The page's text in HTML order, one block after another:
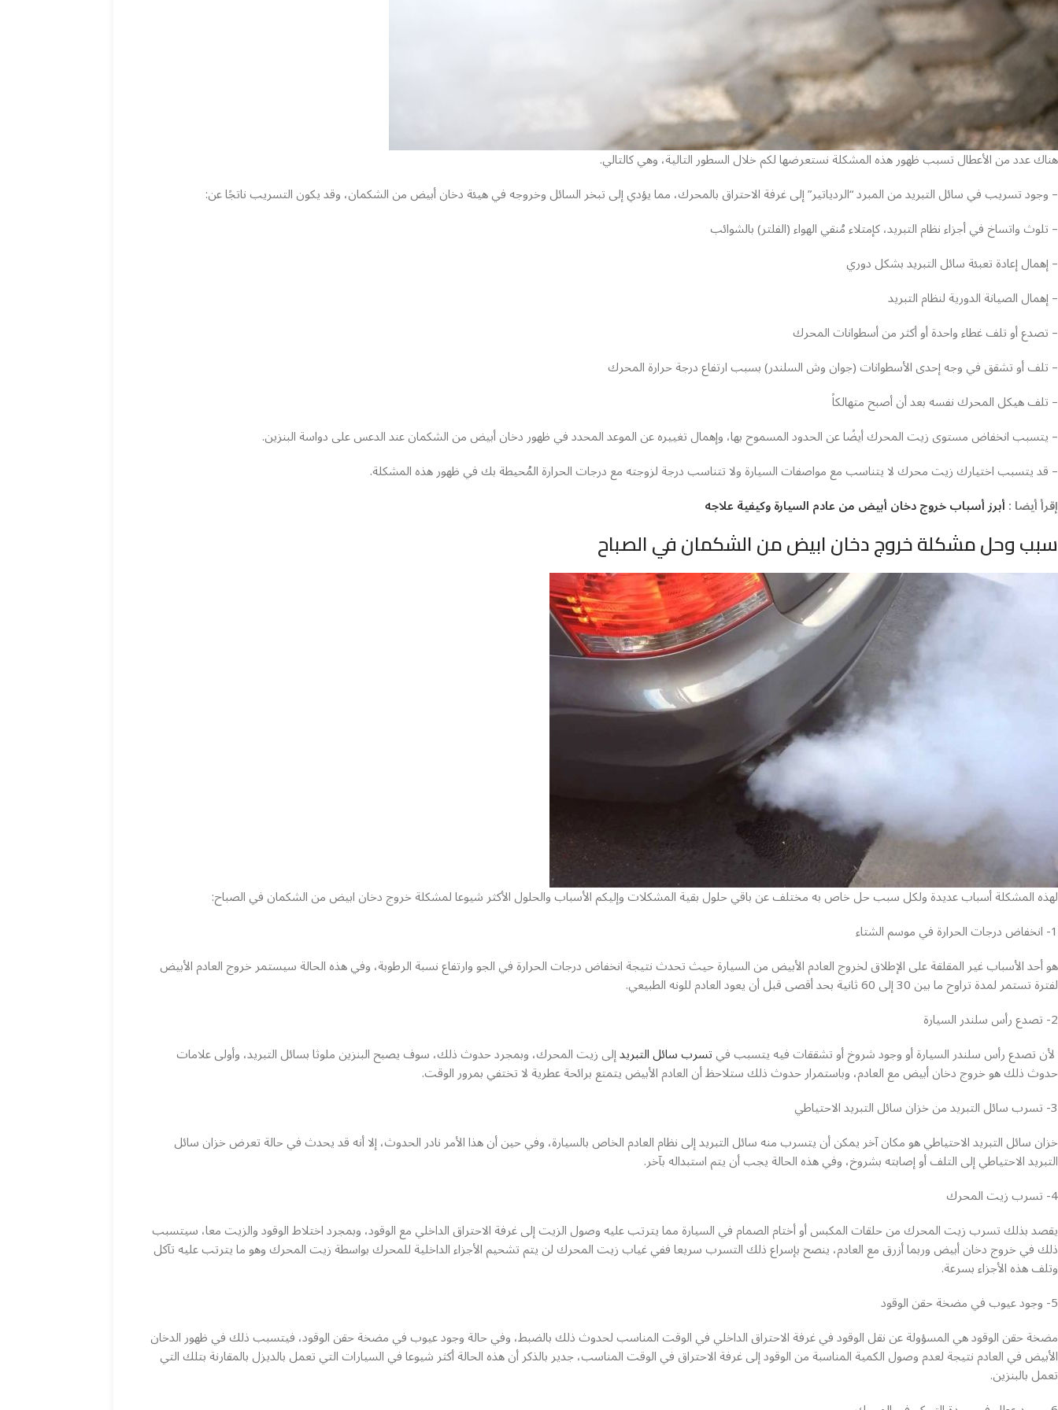
هناك عدد من الأعطال تسبب ظهور هذه المشكلة نستعرضها لكم خلال السطور التالية، وهي كالتالي.
– وجود تسريب في سائل التبريد من المبرد “الردياتير” إلى غرفة الاحتراق بالمحرك، مما يؤدي إلى تبخر السائل وخروجه في هيئة دخان أبيض من الشكمان، وقد يكون التسريب ناتجًا عن:
– تلوث واتساخ في أجزاء نظام التبريد، كإمتلاء مُنقي الهواء (الفلتر) بالشوائب
– إهمال إعادة تعبئة سائل التبريد بشكل دوري
– إهمال الصيانة الدورية لنظام التبريد
– تصدع أو تلف غطاء واحدة أو أكثر من أسطوانات المحرك
– تلف أو تشقق في وجه إحدى الأسطوانات (جوان وش السلندر) بسبب ارتفاع درجة حرارة المحرك
– تلف هيكل المحرك نفسه بعد أن أصبح متهالكاً
– يتسبب انخفاض مستوى زيت المحرك أيضًا عن الحدود المسموح بها، وإهمال تغييره عن الموعد المحدد في ظهور دخان أبيض من الشكمان عند الدعس على دواسة البنزين.
– قد يتسبب اختيارك زيت محرك لا يتناسب مع مواصفات السيارة ولا تتناسب درجة لزوجته مع درجات الحرارة المُحيطة بك في ظهور هذه المشكلة.
إقرأ أيضا :أبرز أسباب خروج دخان أبيض من عادم السيارة وكيفية علاجه
سبب وحل مشكلة خروج دخان ابيض من الشكمان في الصباح
لهذه المشكلة أسباب عديدة ولكل سبب حل خاص به مختلف عن باقي حلول بقية المشكلات وإليكم الأسباب والحلول الأكثر شيوعا لمشكلة خروج دخان ابيض من الشكمان في الصباح:
1- انخفاض درجات الحرارة في موسم الشتاء
هو أحد الأسباب غير المقلقة على الإطلاق لخروج العادم الأبيض من السيارة حيث تحدث نتيجة انخفاض درجات الحرارة في الجو وارتفاع نسبة الرطوبة، وفي هذه الحالة سيستمر خروج العادم الأبيض
لفترة تستمر لمدة تراوح ما بين 30 إلى 60 ثانية بحد أقصى قبل أن يعود العادم للونه الطبيعي.
2- تصدع رأس سلندر السيارة
لأن تصدع رأس سلندر السيارة أو وجود شروخ أو تشققات فيه يتسبب فيتسرب سائل التبريدإلى زيت المحرك، وبمجرد حدوث ذلك، سوف يصبح البنزين ملوثا بسائل التبريد، وأولى علامات
حدوث ذلك هو خروج دخان أبيض مع العادم، وباستمرار حدوث ذلك ستلاحظ أن العادم الأبيض يتمتع برائحة عطرية لا تختفي بمرور الوقت.
3- تسرب سائل التبريد من خزان سائل التبريد الاحتياطي
خزان سائل التبريد الاحتياطي هو مكان آخر يمكن أن يتسرب منه سائل التبريد إلى نظام العادم الخاص بالسيارة، وفي حين أن هذا الأمر نادر الحدوث، إلا أنه قد يحدث في حالة تعرض خزان سائل
التبريد الاحتياطي إلى التلف أو إصابته بشروخ، وفي هذه الحالة يجب أن يتم استبداله بآخر.
4- تسرب زيت المحرك
يقصد بذلك تسرب زيت المحرك من حلقات المكبس أو أختام الصمام في السيارة مما يترتب عليه وصول الزيت إلى غرفة الاحتراق الداخلي مع الوقود، وبمجرد اختلاط الوقود والزيت معا، سيتسبب
ذلك في خروج دخان أبيض وربما أزرق مع العادم، ينصح بإسراع ذلك التسرب سريعا ففي غياب زيت المحرك لن يتم تشحيم الأجزاء الداخلية للمحرك بواسطة زيت المحرك وهو ما يترتب عليه تآكل
وتلف هذه الأجزاء بسرعة.
5- وجود عيوب في مضخة حقن الوقود
مضخة حقن الوقود هي المسؤولة عن نقل الوقود في غرفة الاحتراق الداخلي في الوقت المناسب لحدوث ذلك بالضبط، وفي حالة وجود عيوب في مضخة حقن الوقود، فيتسبب ذلك في ظهور الدخان
الأبيض في العادم نتيجة لعدم وصول الكمية المناسبة من الوقود إلى غرفة الاحتراق في الوقت المناسب، جدير بالذكر أن هذه الحالة أكثر شيوعا في السيارات التي تعمل بالديزل بالمقارنة بتلك التي
تعمل بالبنزين.